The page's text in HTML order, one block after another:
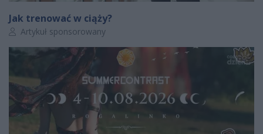
Jak trenować w ciąży?
Autor artykułu:
Artykuł sponsorowany